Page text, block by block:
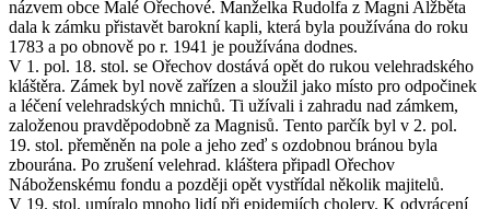
názvem obce Malé Ořechové. Manželka Rudolfa z Magni Alžběta
dala k zámku přistavět barokní kapli, která byla používána do roku
1783 a po obnově po r. 1941 je používána dodnes.
V 1. pol. 18. stol. se Ořechov dostává opět do rukou velehradského
kláštěra. Zámek byl nově zařízen a sloužil jako místo pro odpočinek
a léčení velehradských mnichů. Ti užívali i zahradu nad zámkem,
založenou pravděpodobně za Magnisů. Tento parčík byl v 2. pol.
19. stol. přeměněn na pole a jeho zeď s ozdobnou bránou byla
zbourána. Po zrušení velehrad. kláštera připadl Ořechov
Náboženskému fondu a později opět vystřídal několik majitelů.
V 19. stol. umíralo mnoho lidí při epidemiích cholery. K odvrácení